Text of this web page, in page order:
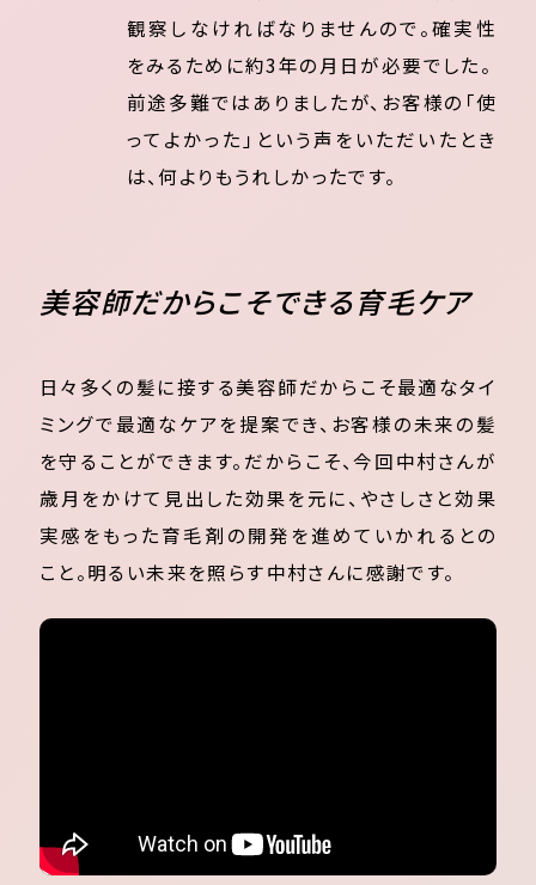
観察しなければなりませんので。確実性
をみるために約3年の月日が必要でした。
前途多難ではありましたが、お客様の「使
ってよかった」という声をいただいたとき
は、何よりもうれしかったです。
美容師だからこそできる育毛ケア
日々多くの髪に接する美容師だからこそ最適なタイ
ミングで最適なケアを提案でき、お客様の未来の髪
を守ることができます。だからこそ、今回中村さんが
歳月をかけて見出した効果を元に、やさしさと効果
実感をもった育毛剤の開発を進めていかれるとの
こと。明るい未来を照らす中村さんに感謝です。